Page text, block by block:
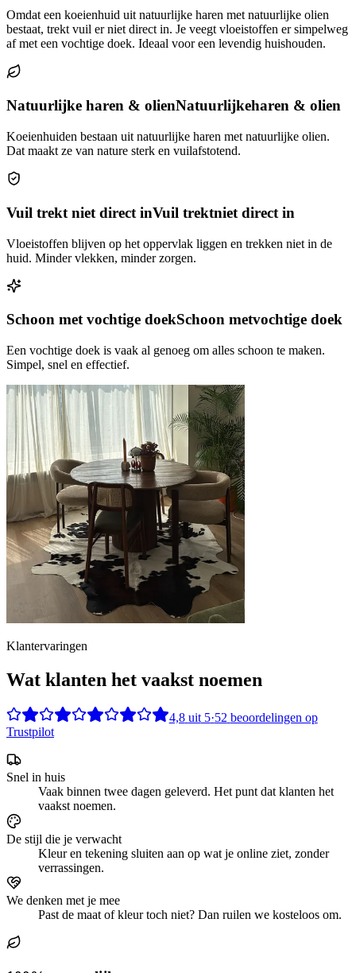
Omdat een koeienhuid uit natuurlijke haren met natuurlijke olien
bestaat, trekt vuil er niet direct in. Je veegt vloeistoffen er simpelweg
af met een vochtige doek. Ideaal voor een levendig huishouden.
Natuurlijke haren & olienNatuurlijkeharen & olien
Koeienhuiden bestaan uit natuurlijke haren met natuurlijke olien.
Dat maakt ze van nature sterk en vuilafstotend.
Vuil trekt niet direct inVuil trektniet direct in
Vloeistoffen blijven op het oppervlak liggen en trekken niet in de
huid. Minder vlekken, minder zorgen.
Schoon met vochtige doekSchoon metvochtige doek
Een vochtige doek is vaak al genoeg om alles schoon te maken.
Simpel, snel en effectief.
Klantervaringen
Wat klanten het vaakst noemen
4,8 uit5·52 beoordelingen op
Trustpilot
Snel in huis
Vaak binnen twee dagen geleverd. Het punt dat klanten het
vaakst noemen.
De stijl die je verwacht
Kleur en tekening sluiten aan op wat je online ziet, zonder
verrassingen.
We denken met je mee
Past de maat of kleur toch niet? Dan ruilen we kosteloos om.